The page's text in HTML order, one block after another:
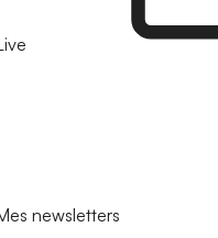
newsletters